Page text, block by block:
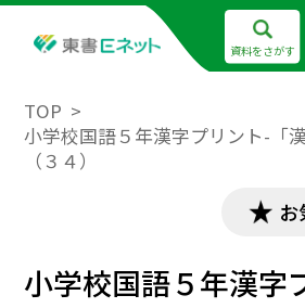
資料をさがす
TOP
小学校国語５年漢字プリント-「
（３４）
小学校国語５年漢字